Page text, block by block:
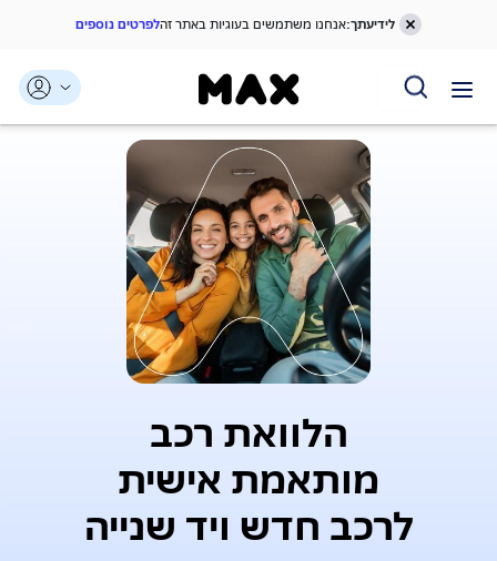
לידיעתך:אנחנו משתמשים בעוגיות באתר זהלפרטים נוספים
הלוואת רכב
מותאמת אישית
לרכב חדש ויד שנייה